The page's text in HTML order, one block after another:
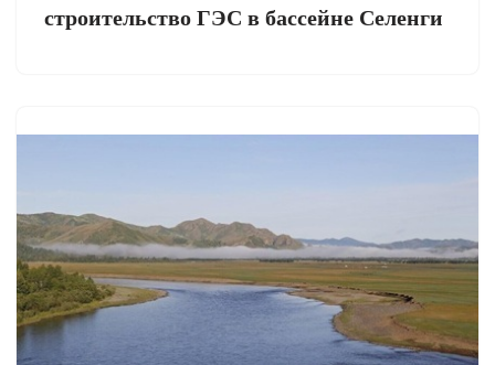
строительство ГЭС в бассейне Селенги